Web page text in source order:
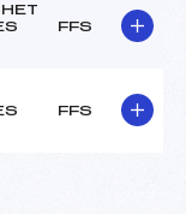
FFS
FFS